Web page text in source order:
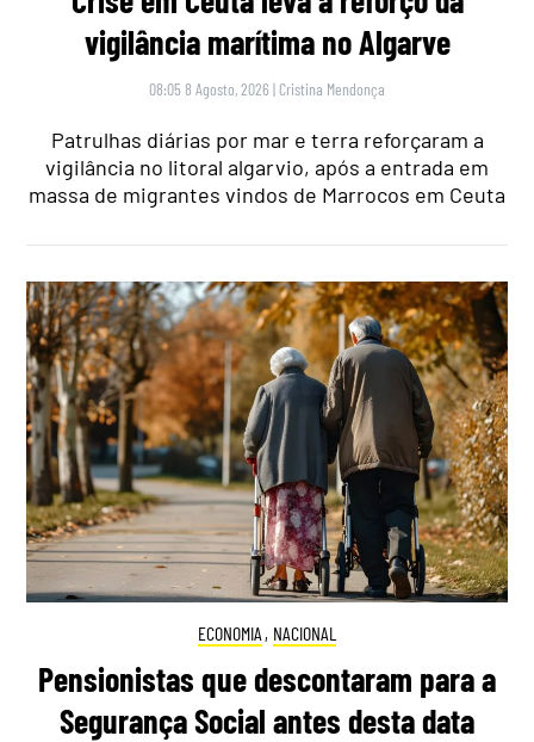
vigilância marítima no Algarve
08:05 8 Agosto, 2026 | Cristina Mendonça
Patrulhas diárias por mar e terra reforçaram a
vigilância no litoral algarvio, após a entrada em
massa de migrantes vindos de Marrocos em Ceuta
ECONOMIA , NACIONAL
Pensionistas que descontaram para a
Segurança Social antes desta data